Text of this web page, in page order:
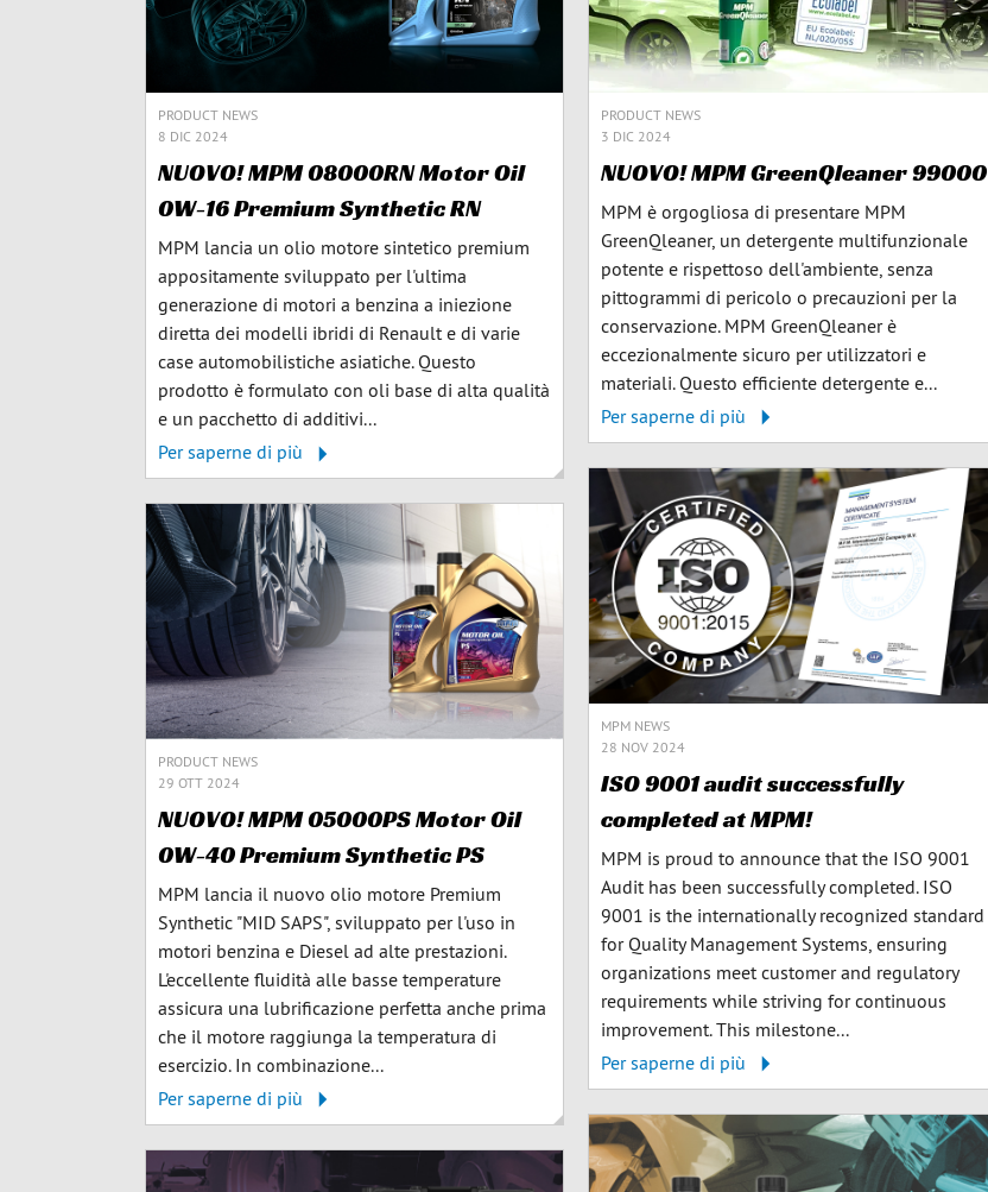
PRODUCT NEWS
8 DIC 2024
NUOVO! MPM 08000RN Motor Oil
0W-16 Premium Synthetic RN
MPM lancia un olio motore sintetico premium
appositamente sviluppato per l'ultima
generazione di motori a benzina a iniezione
diretta dei modelli ibridi di Renault e di varie
case automobilistiche asiatiche. Questo
prodotto è formulato con oli base di alta qualità
e un pacchetto di additivi...
Per saperne di più
PRODUCT NEWS
3 DIC 2024
NUOVO! MPM GreenQleaner 99000
MPM è orgogliosa di presentare MPM
GreenQleaner, un detergente multifunzionale
potente e rispettoso dell'ambiente, senza
pittogrammi di pericolo o precauzioni per la
conservazione. MPM GreenQleaner è
eccezionalmente sicuro per utilizzatori e
materiali. Questo efficiente detergente e...
Per saperne di più
MPM NEWS
28 NOV 2024
ISO 9001 audit successfully
completed at MPM!
MPM is proud to announce that the ISO 9001
Audit has been successfully completed. ISO
9001 is the internationally recognized standard
for Quality Management Systems, ensuring
organizations meet customer and regulatory
requirements while striving for continuous
improvement. This milestone...
Per saperne di più
PRODUCT NEWS
29 OTT 2024
NUOVO! MPM 05000PS Motor Oil
0W-40 Premium Synthetic PS
MPM lancia il nuovo olio motore Premium
Synthetic "MID SAPS", sviluppato per l'uso in
motori benzina e Diesel ad alte prestazioni.
L'eccellente fluidità alle basse temperature
assicura una lubrificazione perfetta anche prima
che il motore raggiunga la temperatura di
esercizio. In combinazione...
Per saperne di più